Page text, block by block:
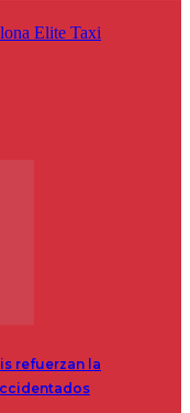
Elite Taxi
refuerzan la